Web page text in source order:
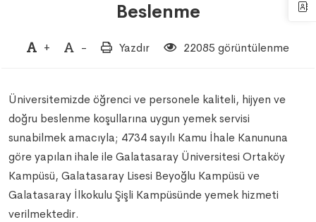
Beslenme
+ - Yazdır 22085 görüntülenme
Üniversitemizde öğrenci ve personele kaliteli, hijyen ve
doğru beslenme koşullarına uygun yemek servisi
sunabilmek amacıyla; 4734 sayılı Kamu İhale Kanununa
göre yapılan ihale ile Galatasaray Üniversitesi Ortaköy
Kampüsü, Galatasaray Lisesi Beyoğlu Kampüsü ve
Galatasaray İlkokulu Şişli Kampüsünde yemek hizmeti
verilmektedir.